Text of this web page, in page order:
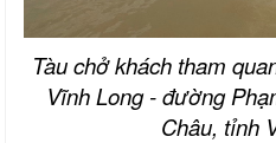
Tàu chở khách tham
Vĩnh Long - đường
Châu, tỉnh